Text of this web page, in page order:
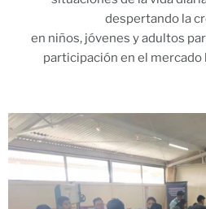
despertando la
en niños, jóvenes y adultos
participación en el